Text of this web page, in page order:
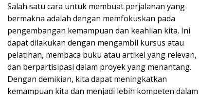
Salah satu cara untuk membuat perjalanan yang
bermakna adalah dengan memfokuskan pada
pengembangan kemampuan dan keahlian kita. Ini
dapat dilakukan dengan mengambil kursus atau
pelatihan, membaca buku atau artikel yang relevan,
dan berpartisipasi dalam proyek yang menantang.
Dengan demikian, kita dapat meningkatkan
kemampuan kita dan menjadi lebih kompeten dalam